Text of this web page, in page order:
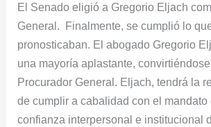
El Senado eligió a Gregorio Eljach
General. Finalmente, se cumplió lo
pronosticaban. El abogado Gregorio
una mayoría aplastante,
Procurador General. Eljach, tendrá la
de cumplir a cabalidad con el mandato
confianza interpersonal e institucional
Eljach
es
oficialmente
Procurador
General